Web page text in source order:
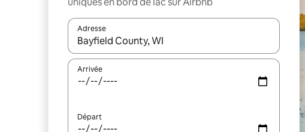
Adresse
Lorsque les résultats s'affichent, utilisez les flèches vers
Arrivée
Départ